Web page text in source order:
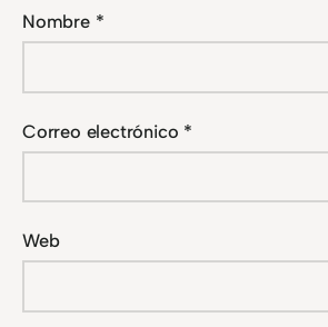
Nombre *
Correo electrónico *
Web